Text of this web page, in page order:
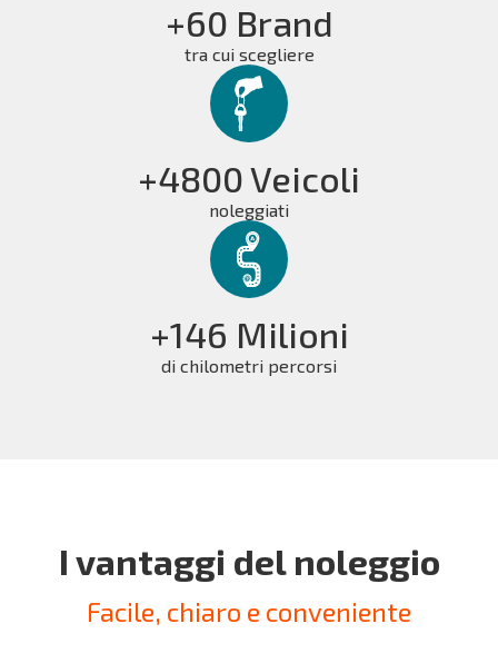
+60 Brand
tra cui scegliere
+4800 Veicoli
noleggiati
+146 Milioni
di chilometri percorsi
I vantaggi del noleggio
Facile, chiaro e conveniente